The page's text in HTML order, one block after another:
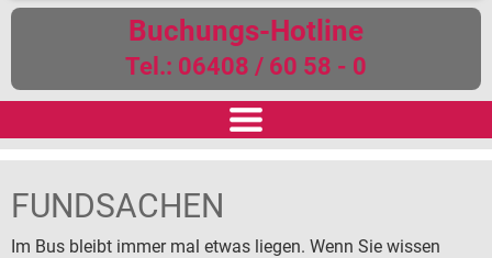
Buchungs-Hotline
Tel.: 06408 / 60 58 - 0
REISEN
FUNDSACHEN
Im Bus bleibt immer mal etwas liegen. Wenn Sie wissen